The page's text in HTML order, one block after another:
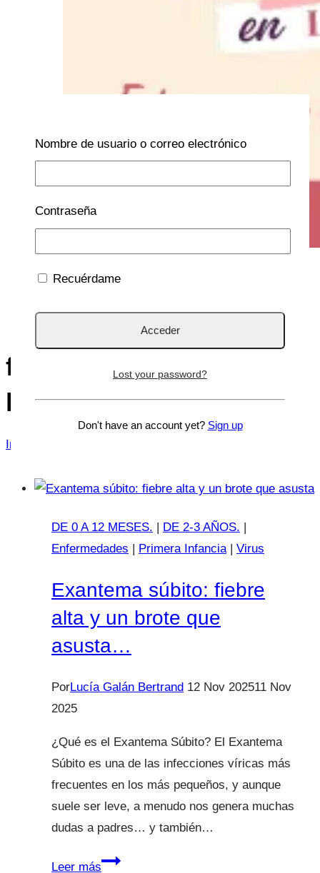
fiebre en niños
pequeños
Inicio
DE 0 A 12 MESES. DE 2-3 AÑOS.
Enfermedades
Primera Infancia| Virus
Exantema súbito: fiebre
alta y un brote que
asusta…
PorLucía Galán Bertrand 12 Nov 202511 Nov
2025
¿Qué es el Exantema Súbito? El Exantema
Súbito es una de las infecciones víricas más
frecuentes en los más pequeños, y aunque
suele ser leve, a menudo nos genera muchas
dudas a padres… y también…
Leer másExantema
Nombre de usuario o correo electrónico
Contraseña
Recuérdame
Lost your password?
Don't have an account yet? Sign up